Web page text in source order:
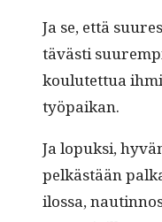
Ja se, että
tävästi
koulutet­tua
työpaikan.
Ja lopuk­si,
pelkästään
ilos­sa,